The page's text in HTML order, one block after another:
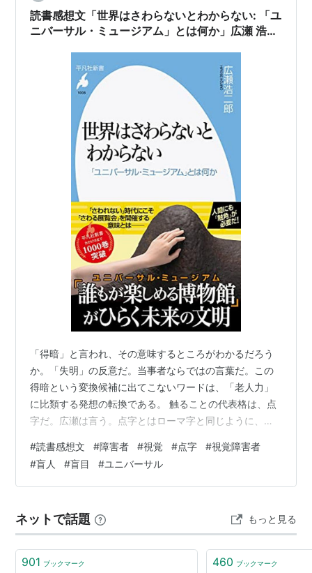
読書感想文「世界はさわらないとわからない: 「ユ
ニバーサル・ミュージアム」とは何か」広瀬 浩二
「得暗」と言われ、その意味するところがわかるだろう
か。「失明」の反意だ。当事者ならではの言葉だ。この
得暗という変換候補に出てこないワードは、「老人力」
に比類する発想の転換である。 触ることの代表格は、点
字だ。広瀬は言う。点字とはローマ字と同じように、文
触分からの築きを促すユニバーサルなツール」と言う。
そして、コロナ禍、広瀬は「非接触社会から触発は生ま
れない」との信念を発露する。広瀬の魂の叫びだ。 本書
覚優位・視覚偏重の視覚モノカルチャーであり、ドーン
と屹立して眼前に現れる。そうした「健常者＝手助…
#読書感想文 #障害者 #視覚 #点字 #視覚障害者
#盲人 #盲目 #ユニバーサル
ネットで話題 もっと見る
901 ブックマーク 460 ブックマーク